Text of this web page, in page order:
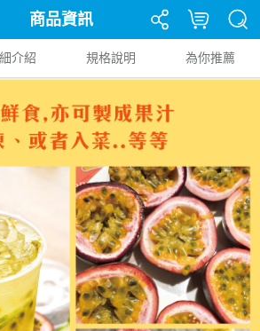
商品資訊
介紹 規格說明 為你推薦